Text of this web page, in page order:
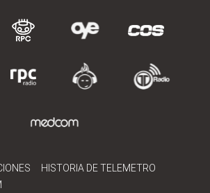
HISTORIA DE TELEMETRO